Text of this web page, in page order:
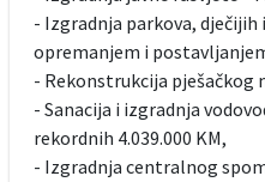
- Izgradnja parkova,
opremanjem i
- Rekonstrukcija pješačkog
- Sanacija i izgradnja
rekordnih 4.039.000 KM,
- Izgradnja centralnog